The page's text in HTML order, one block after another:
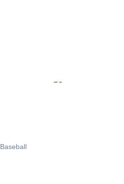
Baseball